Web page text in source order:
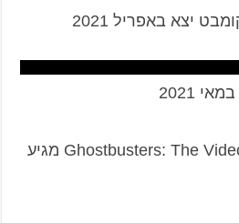
יצא באפריל 2021
Ghostbusters: The Video Game Remastered מגיע